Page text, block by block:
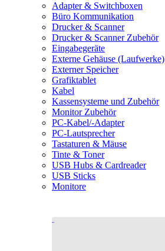
Adapter & Switchboxen
Büro Kommunikation
Drucker & Scanner
Drucker & Scanner Zubehör
Eingabegeräte
Externe Gehäuse (Laufwerke)
Externer Speicher
Grafiktablet
Kabel
Kassensysteme und Zubehör
Monitor Zubehör
PC-Kabel/-Adapter
PC-Lautsprecher
Tastaturen & Mäuse
Tinte & Toner
USB Hubs & Cardreader
USB Sticks
Monitore